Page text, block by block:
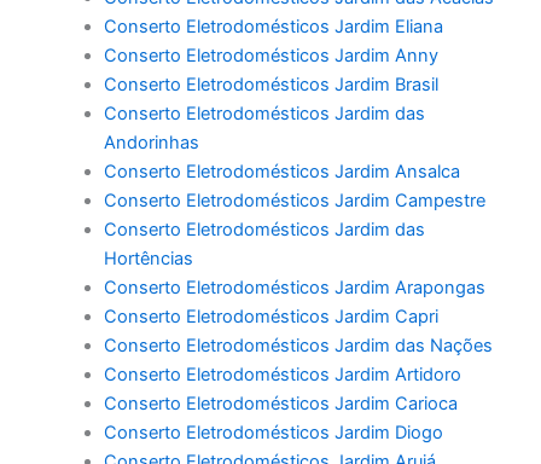
Conserto Eletrodomésticos Jardim Eliana
Conserto Eletrodomésticos Jardim Anny
Conserto Eletrodomésticos Jardim Brasil
Conserto Eletrodomésticos Jardim das
Andorinhas
Conserto Eletrodomésticos Jardim Ansalca
Conserto Eletrodomésticos Jardim Campestre
Conserto Eletrodomésticos Jardim das
Hortências
Conserto Eletrodomésticos Jardim Arapongas
Conserto Eletrodomésticos Jardim Capri
Conserto Eletrodomésticos Jardim das Nações
Conserto Eletrodomésticos Jardim Artidoro
Conserto Eletrodomésticos Jardim Carioca
Conserto Eletrodomésticos Jardim Diogo